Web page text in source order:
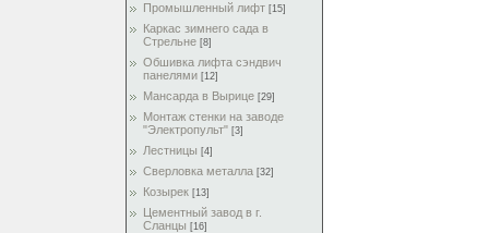
Промышленный лифт [15]
Каркас зимнего сада в
Стрельне [8]
Обшивка лифта сэндвич
панелями [12]
Мансарда в Вырице [29]
Монтаж стенки на заводе
"Электропульт" [3]
Лестницы [4]
Сверловка металла [32]
Козырек [13]
Цементный завод в г.
Сланцы [16]